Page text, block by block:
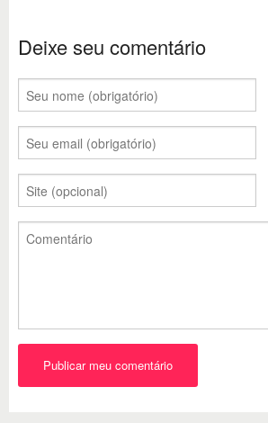
Deixe seu comentário